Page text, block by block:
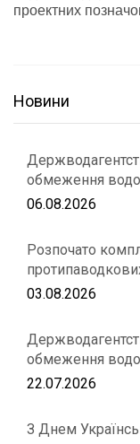
проектних
Новини
обмеження
06.08.2026
Розпочато
03.08.2026
обмеження
22.07.2026
З Днем